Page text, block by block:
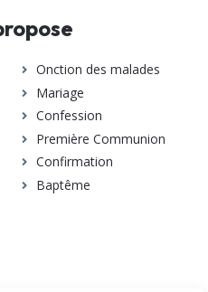
Onction des malades
Mariage
Confession
Première Communion
Confirmation
Baptême